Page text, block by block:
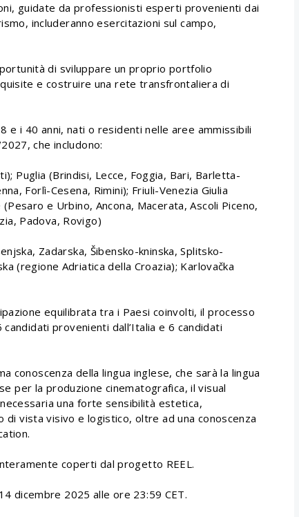
guidate da professionisti esperti provenienti dai
includeranno esercitazioni sul campo,
di sviluppare un proprio portfolio
e costruire una rete transfrontaliera di
e i 40 anni, nati o residenti nelle aree ammissibili
che includono:
Puglia (Brindisi, Lecce, Foggia, Bari, Barletta-
Forlì-Cesena, Rimini); Friuli-Venezia Giulia
e Urbino, Ancona, Macerata, Ascoli Piceno,
Padova, Rovigo)
Zadarska, Šibensko-kninska, Splitsko-
(regione Adriatica della Croazia); Karlovačka
equilibrata tra i Paesi coinvolti, il processo
provenienti dall’Italia e 6 candidati
conoscenza della lingua inglese, che sarà la lingua
per la produzione cinematografica, il visual
una forte sensibilità estetica,
vista visivo e logistico, oltre ad una conoscenza
coperti dal progetto REEL.
dicembre 2025 alle ore 23:59 CET.